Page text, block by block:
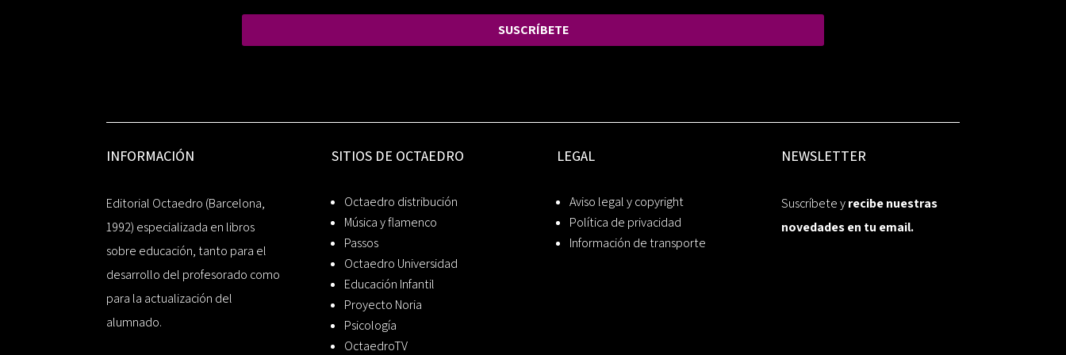
SUSCRÍBETE
INFORMACIÓN
Editorial Octaedro (Barcelona,
1992) especializada en libros
sobre educación, tanto para el
desarrollo del profesorado como
para la actualización del
alumnado.
SITIOS DE OCTAEDRO
Octaedro distribución
Música y flamenco
Passos
Octaedro Universidad
Educación Infantil
Proyecto Noria
Psicología
OctaedroTV
LEGAL
Aviso legal y copyright
Política de privacidad
Información de transporte
NEWSLETTER
Suscríbete yrecibe nuestras
novedades en tu email.